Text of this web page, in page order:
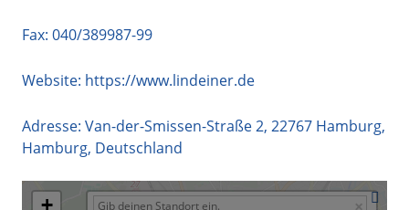
Fax: 040/389987-99
Website: https://www.lindeiner.de
Adresse: Van-der-Smissen-Straße 2, 22767 Hamburg,
Hamburg, Deutschland
+